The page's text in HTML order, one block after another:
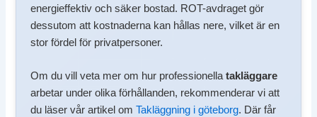
energieffektiv och säker bostad. ROT-avdraget gör
dessutom att kostnaderna kan hållas nere, vilket är en
stor fördel för privatpersoner.
Om du vill veta mer om hur professionellatakläggare
arbetar under olika förhållanden, rekommenderar vi att
du läser vår artikel omTakläggning i göteborg. Där får